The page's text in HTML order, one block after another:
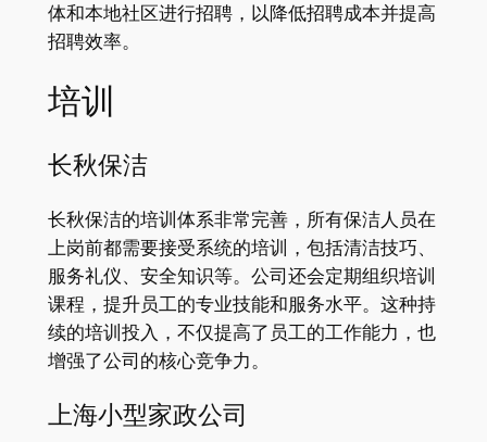
体和本地社区进行招聘，以降低招聘成本并提高
招聘效率。
培训
长秋保洁
长秋保洁的培训体系非常完善，所有保洁人员在
上岗前都需要接受系统的培训，包括清洁技巧、
服务礼仪、安全知识等。公司还会定期组织培训
课程，提升员工的专业技能和服务水平。这种持
续的培训投入，不仅提高了员工的工作能力，也
增强了公司的核心竞争力。
上海小型家政公司